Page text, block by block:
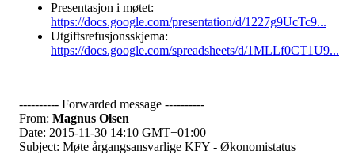
Presentasjon i møtet:
https://docs.google.com/presentation/d/1227g9UcTc9...
Utgiftsrefusjonsskjema:
https://docs.google.com/spreadsheets/d/1MLLf0CT1U9...
---------- Forwarded message ----------
From: Magnus Olsen
Date: 2015-11-30 14:10 GMT+01:00
Subject: Møte årgangsansvarlige KFY - Økonomistatus